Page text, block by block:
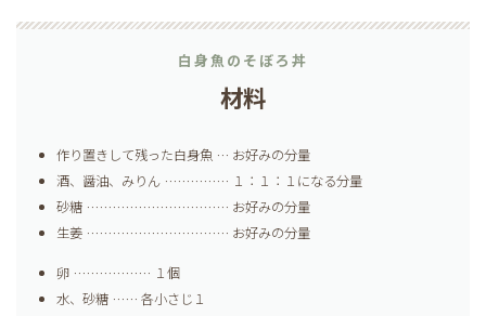
白身魚のそぼろ丼
材料
作り置きして残った白身魚 … お好みの分量
酒、醤油、みりん …………… １：１：１になる分量
砂糖 …………………………… お好みの分量
生姜 …………………………… お好みの分量
卵 ……………… １個
水、砂糖 …… 各小さじ１